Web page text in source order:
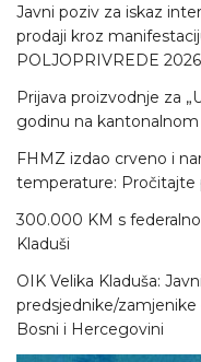
Javni poziv za iskaz
prodaji kroz
POLJOPRIVREDE
Prijava proizvodnje za
godinu na
FHMZ izdao crveno i
temperature: Pročitajte
300.000 KM s
Kladuši
OIK Velika Kladuša:
predsjednike/zamjenike
Bosni i Hercegovini